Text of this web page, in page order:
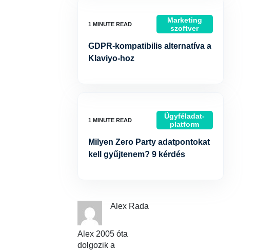
Marketing
szoftver
GDPR-kompatibilis alternatíva a
Klaviyo-hoz
Ügyféladat-
platform
Milyen Zero Party adatpontokat
kell gyűjtenem? 9 kérdés
Alex Rada
Alex 2005 óta
dolgozik a